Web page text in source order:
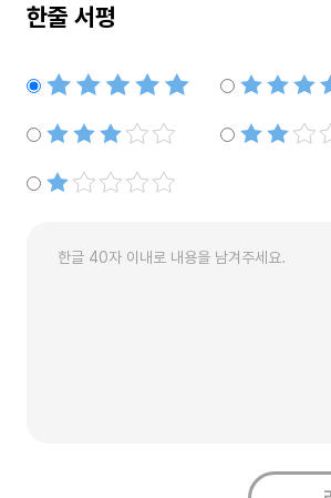
한줄 서평
별점5개 별점4개
별점3개 별점2개
별점1개